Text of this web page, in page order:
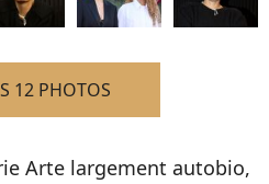
12 PHOTOS
Arte largement autobio,